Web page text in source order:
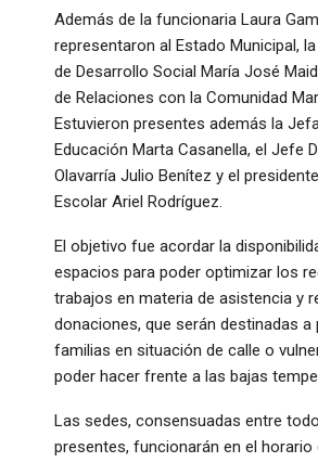
Además de la funcionaria Laura
representaron al Estado Municipal,
de Desarrollo Social María José
de Relaciones con la Comunidad
Estuvieron presentes además la
Educación Marta Casanella, el Jefe
Olavarría Julio Benítez y el
Escolar Ariel Rodríguez.
El objetivo fue acordar la
espacios para poder optimizar los
trabajos en materia de asistencia y
donaciones, que serán destinadas
familias en situación de calle o
poder hacer frente a las bajas
Las sedes, consensuadas entre
presentes, funcionarán en el horario